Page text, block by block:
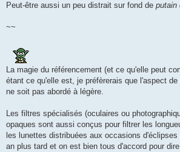
Peut-être aussi un peu distrait sur fond de putain
~~
La magie du référencement (et ce qu'elle peut
étant ce qu'elle est, je préfèrerais que l'aspect
ne soit pas abordé à légère.
Les filtres spécialisés (oculaires ou
opaques sont aussi conçus pour filtrer les
les lunettes distribuées aux occasions
an plus tard et on est bien tous d'accord pour